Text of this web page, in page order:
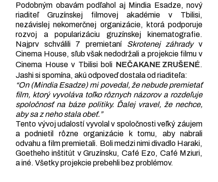
Podobným obavám podľahol aj Mindia Esadze, nový
riaditeľ Gruzínskej filmovej akadémie v Tbilisi,
nezávislej nekomerčnej organizácie, ktorá podporuje
rozvoj a popularizáciu gruzínskej kinematografie.
Najprv schválili 7 premietaní Skrotenej záhradyv
Cinema House, sľub však nedodržali a projekcie filmu v
Cinema House v Tbilisi boli NEČAKANE ZRUŠENÉ.
Jashi si spomína, akú odpoveď dostala od riaditeľa:
“On (Mindia Esadze) mi povedal, že nebude premietať
film, ktorý vyvoláva toľko rôznych názorov a rozdeľuje
spoločnosť na báze politiky. Ďalej vravel, že nechce,
aby sa z neho stala obeť.”
Tento vývoj udalostí vyvolal v spoločnosti veľký záujem
a podnietil rôzne organizácie k tomu, aby nabrali
odvahu a film premietali. Boli medzi nimi divadlo Haraki,
Goetheho inštitút v Gruzínsku, Café Ezo, Café Mziuri,
a iné. Všetky projekcie prebehli bez problémov.